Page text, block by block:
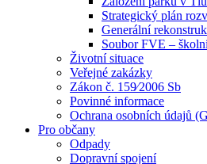
Strategický plán
Generální
Soubor FVE –
Životní situace
Veřejné zakázky
Zákon č. 159⁄2006 Sb
Povinné informace
Ochrana osobních údajů
Pro občany
Odpady
Dopravní spojení